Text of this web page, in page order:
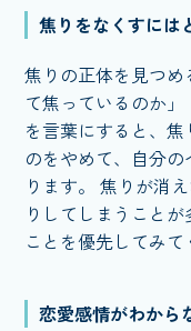
焦りをなくすには
焦りの正体を見つ
て焦っているのか」
を言葉にすると、
のをやめて、自分
ります。 焦りが消
りしてしまうこと
ことを優先してみて
恋愛感情がわから